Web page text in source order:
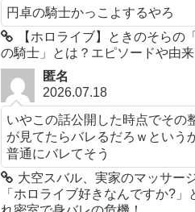
円卓の騎士かっこよするやろ
【ホロライブ】ときのそらの
の騎士」とは？エピソードや由
匿名
2026.07.18
いやこの話公開した時点でその
が見てたらバレるだろｗという
普通にバレてそう
大空スバル、実家のマッサー
「ホロライブ好きなんですか?」